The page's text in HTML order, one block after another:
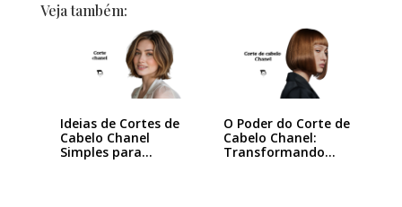
Veja também:
Ideias de Cortes de
Cabelo Chanel
Simples para…
O Poder do Corte de
Cabelo Chanel:
Transformando